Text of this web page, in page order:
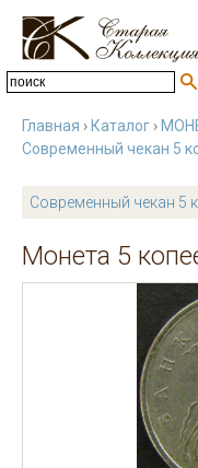
Главная › Каталог ›
Современный чекан 5
Современный чекан 5
Монета 5